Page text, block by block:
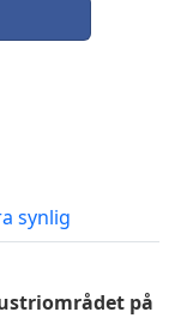
synlig
på